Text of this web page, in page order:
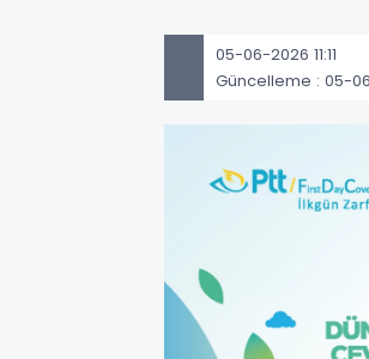
05-06-2026 11:11
Güncelleme : 05-06-